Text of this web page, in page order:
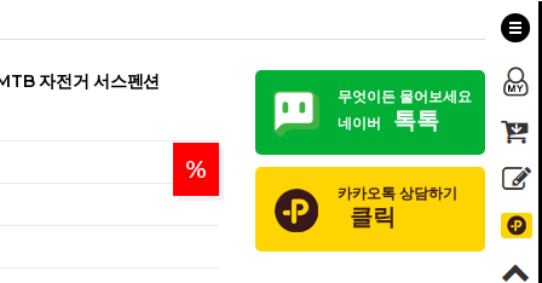
자전거 서스펜션
%
무엇이든 물어보세요
네이버
톡톡
카카오톡 상담하기
클릭